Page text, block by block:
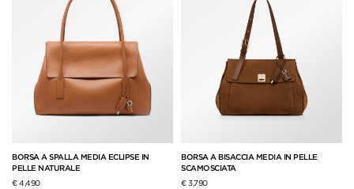
BORSA A SPALLA MEDIA ECLIPSE IN
PELLE NATURALE
€ 4,490
BORSA A BISACCIA MEDIA IN PELLE
SCAMOSCIATA
€ 3,790